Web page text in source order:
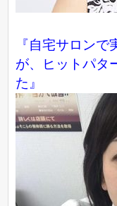
『自宅サロン
が、ヒットパタ
た』